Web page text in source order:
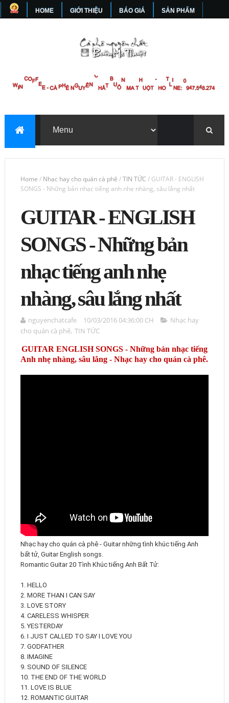
Home / Nhạc hay cho quán cà phê /TIN TỨC / GUITAR - ENGLISH
SONGS - Những bản nhạc tiếng anh nhẹ nhàng, sâu lắng nhất
GUITAR - ENGLISH
SONGS - Những bản
nhạc tiếng anh nhẹ
nhàng, sâu lắng nhất
nguyenchatcafe 10/03/2016 04:36:00 CH
Nhạc hay
cho quán cà phê, TIN TỨC
GUITAR ENGLISH SONGS - Những bản nhạc tiếng
Anh nhẹ nhàng, sâu lắng - Nhạc hay cho quán cà phê.
Nhạc hay cho quán cà phê - Guitar những tình khúc tiếng Anh
bất tử, Guitar English songs.
Romantic Guitar 20 Tình Khúc tiếng Anh Bất Tử:
1. HELLO
2. MORE THAN I CAN SAY
3. LOVE STORY
4. CARELESS WHISPER
5. YESTERDAY
6. I JUST CALLED TO SAY I LOVE YOU
7. GODFATHER
8. IMAGINE
9. SOUND OF SILENCE
10. THE END OF THE WORLD
11. LOVE IS BLUE
12. ROMANTIC GUITAR
HOME GIỚI THIỆU BÁO GIÁ SẢN PHẨM